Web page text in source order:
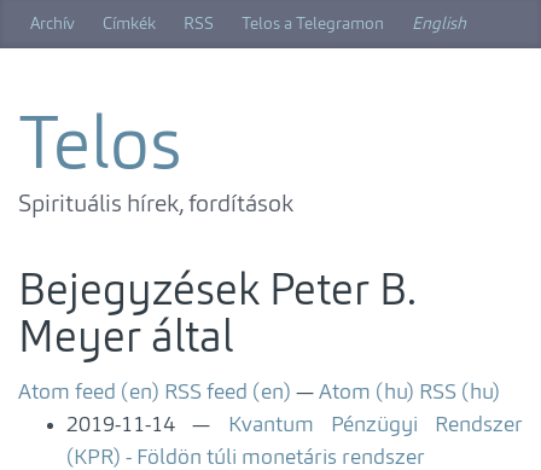
Archív Címkék RSS Telos a Telegramon English
Telos
Spirituális hírek, fordítások
Bejegyzések Peter B.
Meyer által
Atom feed (en) RSS feed (en) Atom (hu) RSS (hu)
2019-11-14
Kvantum Pénzügyi Rendszer
(KPR) - Földön túli monetáris rendszer